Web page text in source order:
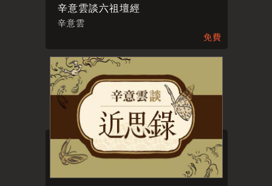
辛意雲談六祖壇經
辛意雲
免費